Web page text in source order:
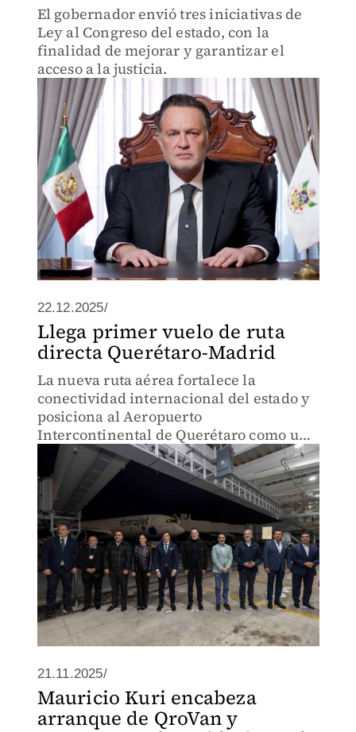
El gobernador envió tres iniciativas de
Ley al Congreso del estado, con la
finalidad de mejorar y garantizar el
acceso a la justicia.
22.12.2025/
Llega primer vuelo de ruta
directa Querétaro-Madrid
La nueva ruta aérea fortalece la
conectividad internacional del estado y
posiciona al Aeropuerto
Intercontinental de Querétaro como un
punto estratégico de enlace
internacional.
21.11.2025/
Mauricio Kuri encabeza
arranque de QroVan y